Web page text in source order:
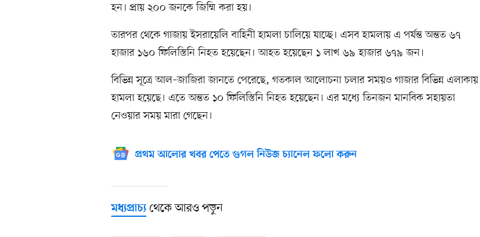
হন। প্রায় ২০০ জনকে জিম্মি করা হয়।
তারপর থেকে গাজায় ইসরায়েলি বাহিনী হামলা চালিয়ে যাচ্ছে। এসব হামলায় এ পর্যন্ত অন্তত ৬৭
হাজার ১৬০ ফিলিস্তিনি নিহত হয়েছেন। আহত হয়েছেন ১ লাখ ৬৯ হাজার ৬৭৯ জন।
বিভিন্ন সূত্রে আল–জাজিরা জানতে পেরেছে, গতকাল আলোচনা চলার সময়ও গাজার বিভিন্ন এলাকায়
হামলা হয়েছে। এতে অন্তত ১০ ফিলিস্তিনি নিহত হয়েছেন। এর মধ্যে তিনজন মানবিক সহায়তা
নেওয়ার সময় মারা গেছেন।
প্রথম আলোর খবর পেতে গুগল নিউজ চ্যানেল ফলো করুন
মধ্যপ্রাচ্য থেকে আরও পড়ুন